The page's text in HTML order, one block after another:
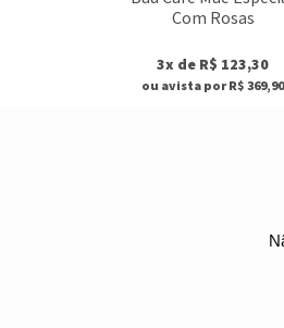
Com Rosas
3x de R$ 123,30
ou avista por R$ 369,90